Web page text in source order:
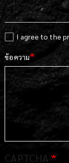
I agree to the
ข้อความ
CAPTCHA